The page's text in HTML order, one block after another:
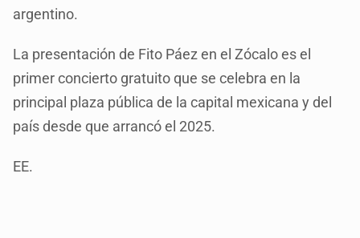
argentino.
La presentación de Fito Páez en el Zócalo es el
primer concierto gratuito que se celebra en la
principal plaza pública de la capital mexicana y del
país desde que arrancó el 2025.
EE.